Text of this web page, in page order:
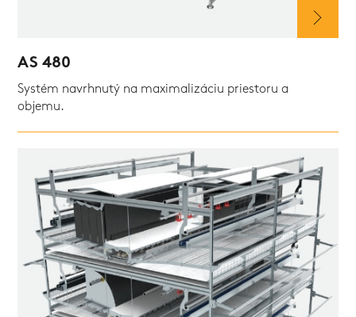
AS 480
Systém navrhnutý na maximalizáciu priestoru a
objemu.